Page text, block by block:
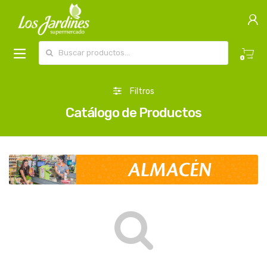
0
Filtros
Catálogo de Productos